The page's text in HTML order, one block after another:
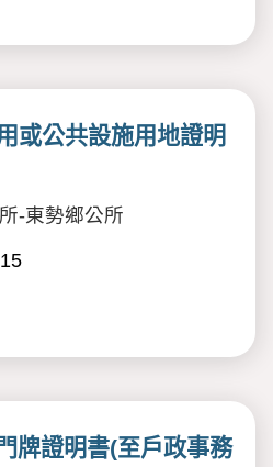
或公共設施用地證明
-東勢鄉公所
15
牌證明書(至戶政事務